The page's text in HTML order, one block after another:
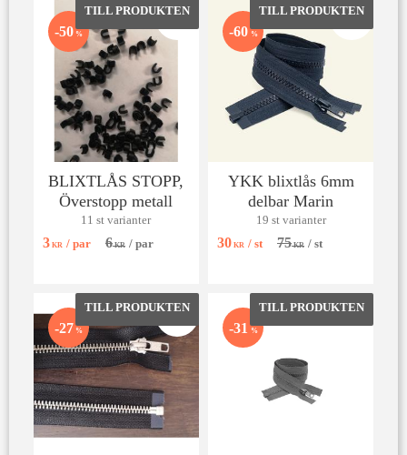
BLIXTLÅS STOPP,
Överstopp metall
11 st varianter
3KR / par 6KR / par
50 % Lägg till i favoriter
YKK blixtlås 6mm
delbar Marin
19 st varianter
30 KR / st 75KR / st
60 % Lägg till
27 % Lägg till i favoriter
31 % Lägg till